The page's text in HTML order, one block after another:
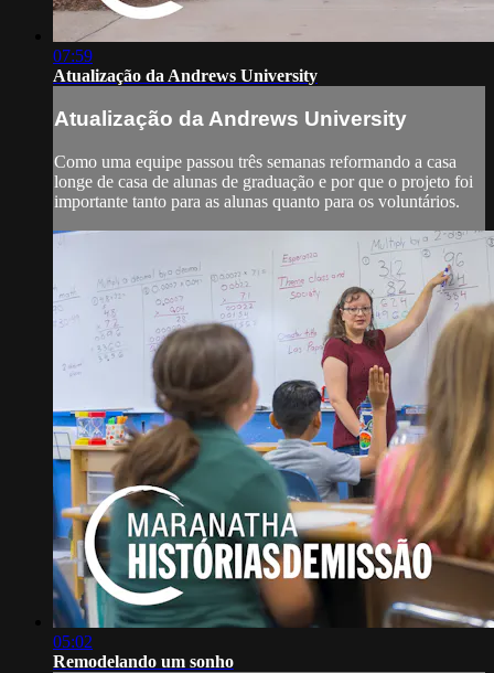
07:59
Atualização da Andrews University
Atualização da Andrews University
Como uma equipe passou três semanas reformando a casa
longe de casa de alunas de graduação e por que o projeto foi
importante tanto para as alunas quanto para os voluntários.
05:02
Remodelando um sonho